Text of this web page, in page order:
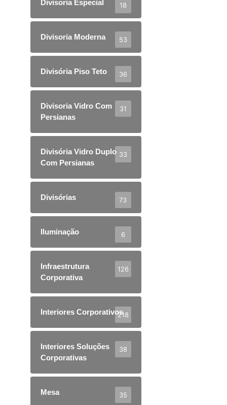
Divisoria Especial 18
Divisoria Moderna 53
Divisória Piso Teto 36
Divisoria Vidro Com
Persianas
31
Divisória Vidro Duplo
Com Persianas
33
Divisórias 73
Iluminação 6
Infraestrutura
Corporativa
126
Interiores Corporativos218
Interiores Soluções
Corporativas
38
Mesa 35